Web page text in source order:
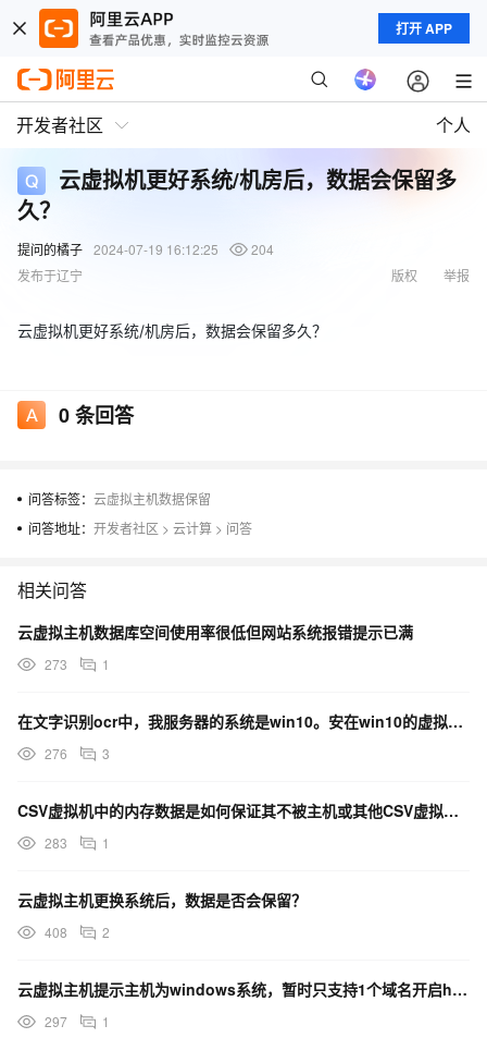
打开 APP
开发者社区 个人
云虚拟机更好系统/机房后，数据会保留多
久？
提问的橘子 2024-07-19 16:12:25
204
发布于辽宁
举报
版权
云虚拟机更好系统/机房后，数据会保留多久？
0条回答
问答标签： 云虚拟主机数据保留
问答地址： 开发者社区 > 云计算 > 问答
相关问答
云虚拟主机数据库空间使用率很低但网站系统报错提示已满
273 1
在文字识别ocr中，我服务器的系统是win10。安在win10的虚拟机上，这方法可执行吗？
276 3
CSV虚拟机中的内存数据是如何保证其不被主机或其他CSV虚拟机解密的？
283 1
云虚拟主机更换系统后，数据是否会保留？
408 2
云虚拟主机提示主机为windows系统，暂时只支持1个域名开启https加密访问
297 1